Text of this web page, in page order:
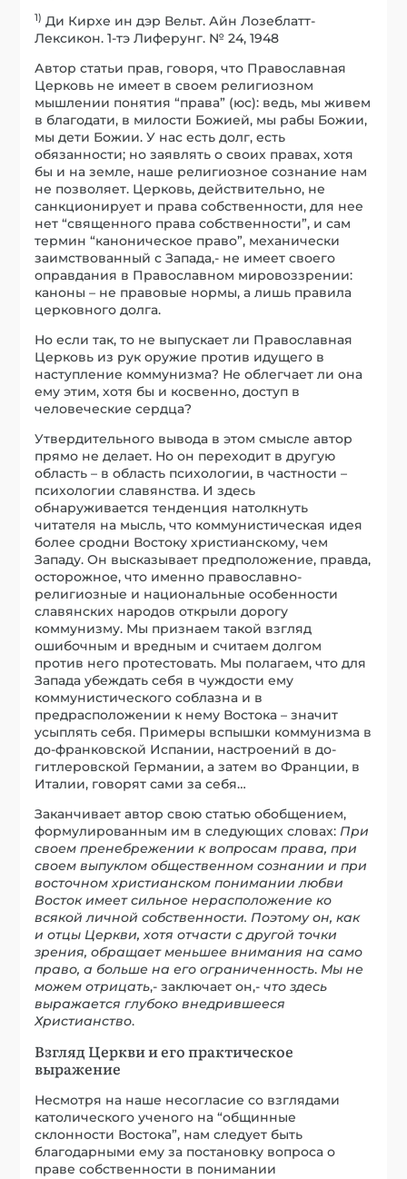
1) Ди Кирхе ин дэр Вельт. Айн Лозеблатт-
Лексикон. 1-тэ Лиферунг. № 24, 1948
Автор статьи прав, говоря, что Православная
Церковь не имеет в своем религиозном
мышлении понятия “права” (юс): ведь, мы живем
в благодати, в милости Божией, мы рабы Божии,
мы дети Божии. У нас есть долг, есть
обязанности; но заявлять о своих правах, хотя
бы и на земле, наше религиозное сознание нам
не позволяет. Церковь, действительно, не
санкционирует и права собственности, для нее
нет “священного права собственности”, и сам
термин “каноническое право”, механически
заимствованный с Запада,- не имеет своего
оправдания в Православном мировоззрении:
каноны – не правовые нормы, а лишь правила
церковного долга.
Но если так, то не выпускает ли Православная
Церковь из рук оружие против идущего в
наступление коммунизма? Не облегчает ли она
ему этим, хотя бы и косвенно, доступ в
человеческие сердца?
Утвердительного вывода в этом смысле автор
прямо не делает. Но он переходит в другую
область – в область психологии, в частности –
психологии славянства. И здесь
обнаруживается тенденция натолкнуть
читателя на мысль, что коммунистическая идея
более сродни Востоку христианскому, чем
Западу. Он высказывает предположение, правда,
осторожное, что именно православно-
религиозные и национальные особенности
славянских народов открыли дорогу
коммунизму. Мы признаем такой взгляд
ошибочным и вредным и считаем долгом
против него протестовать. Мы полагаем, что для
Запада убеждать себя в чуждости ему
коммунистического соблазна и в
предрасположении к нему Востока – значит
усыплять себя. Примеры вспышки коммунизма в
до-франковской Испании, настроений в до-
гитлеровской Германии, а затем во Франции, в
Италии, говорят сами за себя…
Заканчивает автор свою статью обобщением,
формулированным им в следующих словах: При
своем пренебрежении к вопросам права, при
своем выпуклом общественном сознании и при
восточном христианском понимании любви
Восток имеет сильное нерасположение ко
всякой личной собственности. Поэтому он, как
и отцы Церкви, хотя отчасти с другой точки
зрения, обращает меньшее внимания на само
право, а больше на его ограниченность. Мы не
можем отрицать,- заключает он,-что здесь
выражается глубоко внедрившееся
Христианство.
Взгляд Церкви и его практическое
выражение
Несмотря на наше несогласие со взглядами
католического ученого на “общинные
склонности Востока”, нам следует быть
благодарными ему за постановку вопроса о
праве собственности в понимании